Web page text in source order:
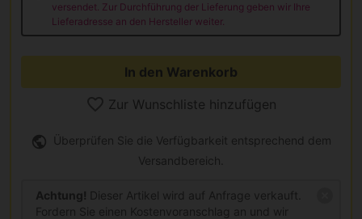
versendet. Zur Durchführung der Lieferung geben wir Ihre
Lieferadresse an den Hersteller weiter.
In den Warenkorb
Zur Wunschliste hinzufügen
Überprüfen Sie die Verfügbarkeit entsprechend dem
Versandbereich.
Achtung! Dieser Artikel wird auf Anfrage verkauft.
Fordern Sie einen Kostenvoranschlag an und wir